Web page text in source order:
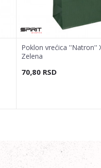
Poklon vrećica ''Natron''
Zelena
70,80 RSD